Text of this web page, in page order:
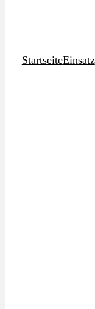
StartseiteEinsatz